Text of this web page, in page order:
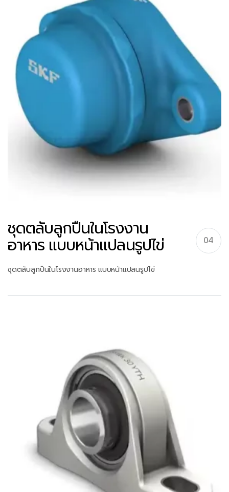
ชุดตลับลูกปืนในโรงงาน
อาหาร แบบหน้าแปลนรูปไข่ 04
ชุดตลับลูกปืนในโรงงานอาหาร แบบหน้าแปลนรูปไข่